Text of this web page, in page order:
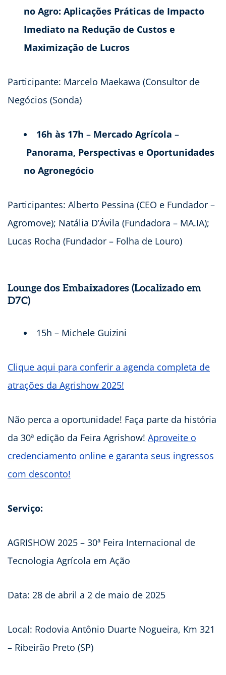
no Agro: Aplicações Práticas de Impacto
Imediato na Redução de Custos e
Maximização de Lucros
Participante: Marcelo Maekawa (Consultor de
Negócios (Sonda)
16h às 17h – Mercado Agrícola –
Panorama, Perspectivas e Oportunidades
no Agronegócio
Participantes: Alberto Pessina (CEO e Fundador –
Agromove); Natália D’Ávila (Fundadora – MA.IA);
Lucas Rocha (Fundador – Folha de Louro)
Lounge dos Embaixadores (Localizado em
D7C)
15h – Michele Guizini
Clique aqui para conferir a agenda completa de
atrações da Agrishow 2025!
Não perca a oportunidade! Faça parte da história
da 30ª edição da Feira Agrishow! Aproveite o
credenciamento online e garanta seus ingressos
com desconto!
Serviço:
AGRISHOW 2025 – 30ª Feira Internacional de
Tecnologia Agrícola em Ação
Data: 28 de abril a 2 de maio de 2025
Local: Rodovia Antônio Duarte Nogueira, Km 321
– Ribeirão Preto (SP)